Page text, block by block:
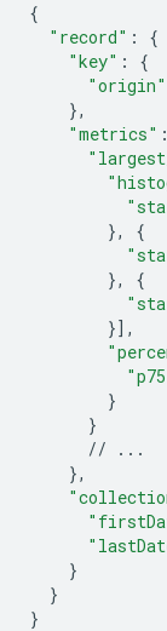
{
"record" :
{
"key" :
{
"origin"
}
"metrics" :
},
{
},
{
}]
}
}
//
}
}
}
}